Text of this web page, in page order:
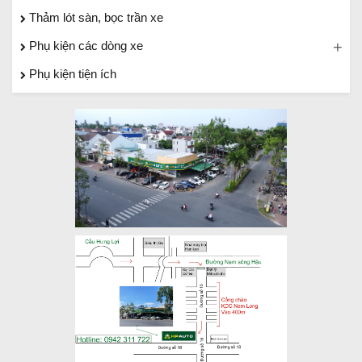
Thảm lót sàn, bọc trần xe
Phụ kiện các dòng xe
Phụ kiện tiện ích